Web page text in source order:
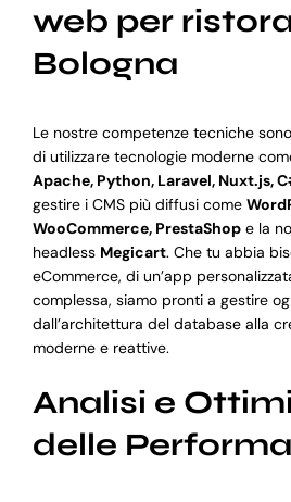
web per
Bologna
Le nostre competenze tecniche
di utilizzare tecnologie moderne
Apache, Python, Laravel, Nuxt.js,
gestire i CMS più diffusi come
WooCommerce, PrestaShope la
headless Megicart. Che tu abbia
eCommerce, di un’app
complessa, siamo pronti a gestire
dall’architettura del database alla
moderne e reattive.
Analisi e
delle